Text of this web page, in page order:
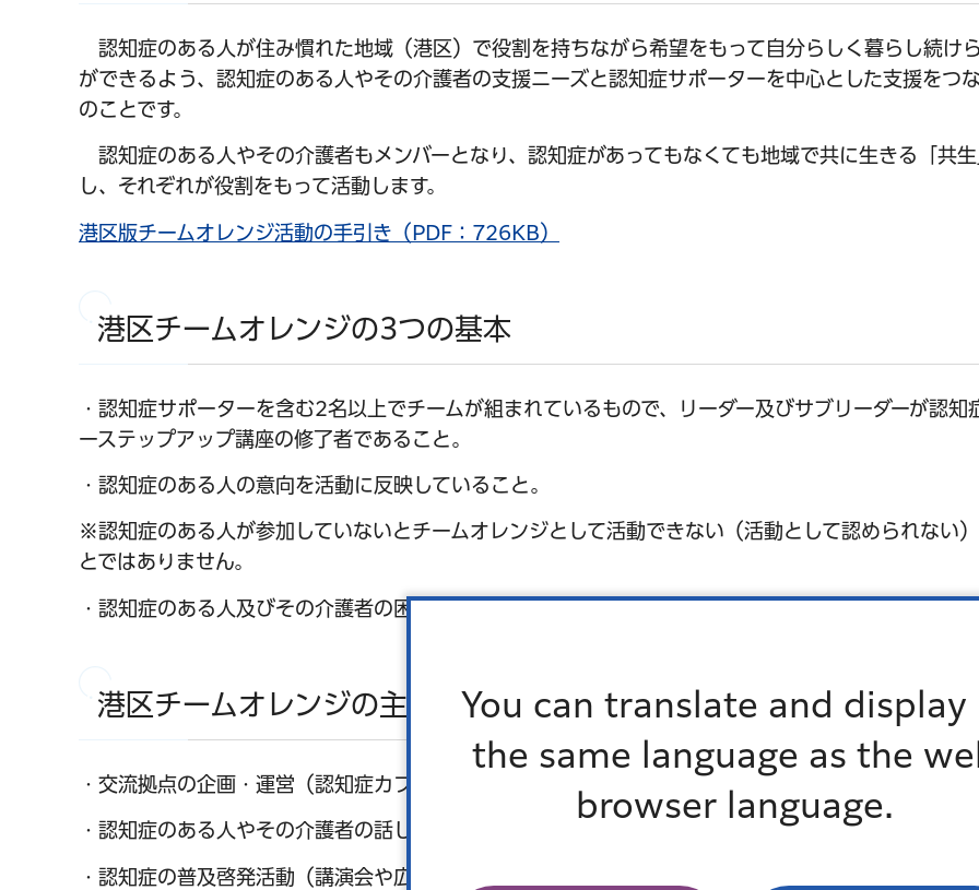
You can translate and display
the same language as the
browser language.
認知症のある人が住み慣れた地域（港区）で役割を持ちながら希望をもって自分らしく暮らし続け
ができるよう、認知症のある人やその介護者の支援ニーズと認知症サポーターを中心とした支援をつ
のことです。
認知症のある人やその介護者もメンバーとなり、認知症があってもなくても地域で共に生きる「共
し、それぞれが役割をもって活動します。
港区版チームオレンジ活動の手引き（PDF：726KB）
港区チームオレンジの3つの基本
・認知症サポーターを含む2名以上でチームが組まれているもので、リーダー及びサブリーダーが認知
ーステップアップ講座の修了者であること。
・認知症のある人の意向を活動に反映していること。
※認知症のある人が参加していないとチームオレンジとして活動できない（活動として認められない
とではありません。
・認知症のある人及びその介護者の困りごとを継続して支援できること。
港区チームオレンジの主な活動内容
・交流拠点の企画・運営（認知症カフェやサロン等）
・認知症のある人やその介護者の話し相手、困りごとなどの手伝い
・認知症の普及啓発活動（講演会や広報活動）